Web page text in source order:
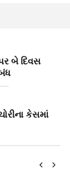
બે દિવસ
કેસમાં